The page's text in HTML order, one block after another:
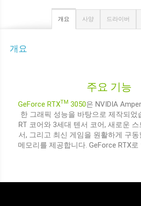
개요 사양 드라이버
개요
주요 기능
GeForce RTXTM 3050은 NVIDIA
한 그래픽 성능을 바탕으로 제작되었
RT 코어와 3세대 텐서 코어, 새로운
서, 그리고 최신 게임을 원활하게 구
메모리를 제공합니다. GeForce RTX